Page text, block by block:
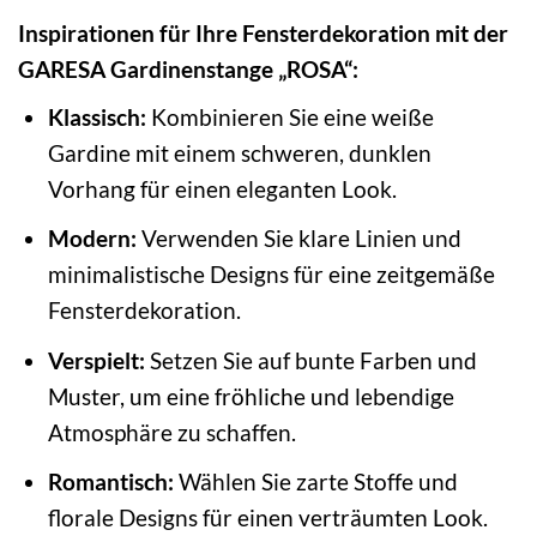
Inspirationen für Ihre Fensterdekoration mit der
GARESA Gardinenstange „ROSA“:
Klassisch: Kombinieren Sie eine weiße
Gardine mit einem schweren, dunklen
Vorhang für einen eleganten Look.
Modern: Verwenden Sie klare Linien und
minimalistische Designs für eine zeitgemäße
Fensterdekoration.
Verspielt: Setzen Sie auf bunte Farben und
Muster, um eine fröhliche und lebendige
Atmosphäre zu schaffen.
Romantisch: Wählen Sie zarte Stoffe und
florale Designs für einen verträumten Look.